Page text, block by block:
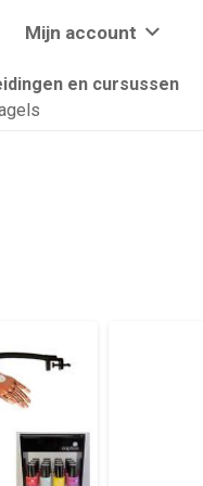
Mijn account
en cursussen